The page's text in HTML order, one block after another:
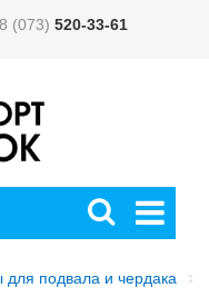
(073) 520-33-61
для подвала и чердака